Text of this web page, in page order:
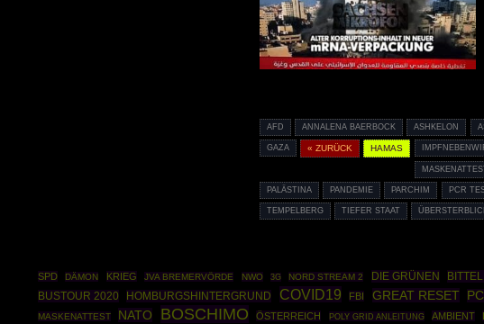
AFD ANNALENA BAERBOCK ASHKELON
GAZA « ZURÜCK HAMAS
PALÄSTINA PANDEMIE PARCHIM PCR
TEMPELBERG TIEFER STAAT
SPD DÄMON KRIEG JVA BREMERVÖRDE NWO 3G NORD STREAM 2 DIE GRÜNEN
BUSTOUR 2020 HOMBURGSHINTERGRUND COVID19 FBI GREAT RESET
MASKENATTEST NATO BOSCHIMO ÖSTERREICH POLY GRID ANLEITUNG AMBIENT